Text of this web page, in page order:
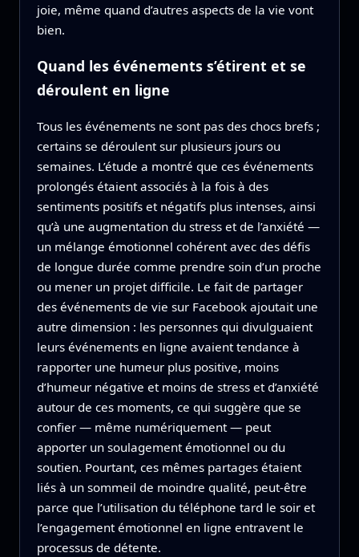
joie, même quand d’autres aspects de la vie vont
bien.
Quand les événements s’étirent et se
déroulent en ligne
Tous les événements ne sont pas des chocs brefs ;
certains se déroulent sur plusieurs jours ou
semaines. L’étude a montré que ces événements
prolongés étaient associés à la fois à des
sentiments positifs et négatifs plus intenses, ainsi
qu’à une augmentation du stress et de l’anxiété —
un mélange émotionnel cohérent avec des défis
de longue durée comme prendre soin d’un proche
ou mener un projet difficile. Le fait de partager
des événements de vie sur Facebook ajoutait une
autre dimension : les personnes qui divulguaient
leurs événements en ligne avaient tendance à
rapporter une humeur plus positive, moins
d’humeur négative et moins de stress et d’anxiété
autour de ces moments, ce qui suggère que se
confier — même numériquement — peut
apporter un soulagement émotionnel ou du
soutien. Pourtant, ces mêmes partages étaient
liés à un sommeil de moindre qualité, peut‑être
parce que l’utilisation du téléphone tard le soir et
l’engagement émotionnel en ligne entravent le
processus de détente.